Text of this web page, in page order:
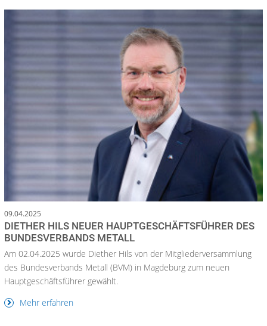
09.04.2025
DIETHER HILS NEUER HAUPTGESCHÄFTSFÜHRER DES
BUNDESVERBANDS METALL
Am 02.04.2025 wurde Diether Hils von der Mitgliederversammlung
des Bundesverbands Metall (BVM) in Magdeburg zum neuen
Hauptgeschäftsführer gewählt.
Mehr erfahren